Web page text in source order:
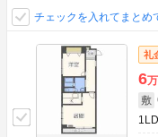
チェックを入れてまとめ
礼
6
敷